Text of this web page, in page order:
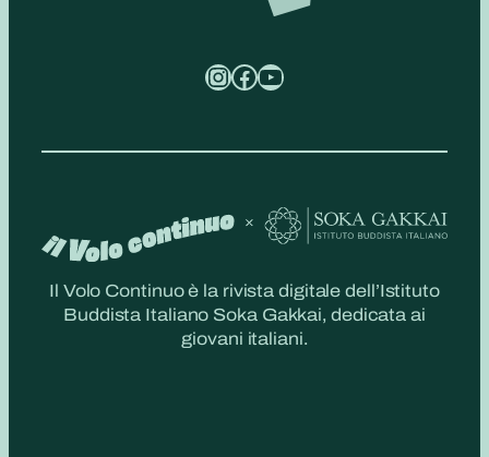
InstagramFacebook YouTube
Il Volo Continuo è la rivista digitale dell’Istituto
Buddista Italiano Soka Gakkai, dedicata ai
giovani italiani.